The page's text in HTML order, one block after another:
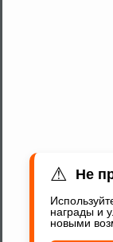
⚠ Не
награды и
новыми